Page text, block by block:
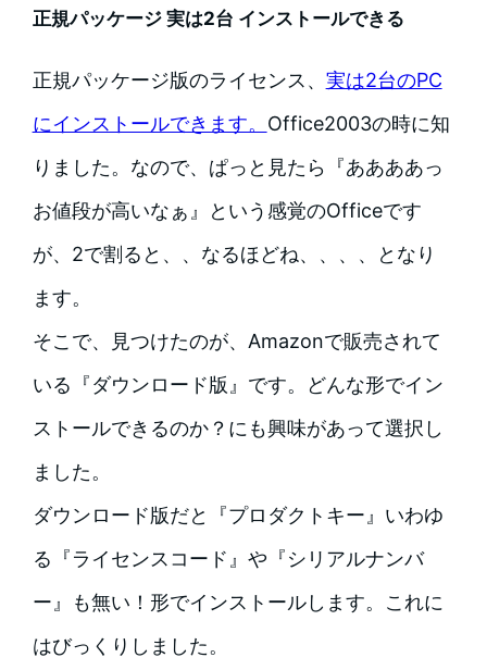
正規パッケージ 実は2台 インストールできる
正規パッケージ版のライセンス、 実は2台のPC
にインストールできます。 Office2003の時に知
りました。なので、ぱっと見たら『ああああっ
お値段が高いなぁ』という感覚のOfficeです
が、2で割ると、、なるほどね、、、、となり
ます。
そこで、見つけたのが、Amazonで販売されて
いる『ダウンロード版』です。どんな形でイン
ストールできるのか？にも興味があって選択し
ました。
ダウンロード版だと『プロダクトキー』いわゆ
る『ライセンスコード』や『シリアルナンバ
ー』も無い！形でインストールします。これに
はびっくりしました。